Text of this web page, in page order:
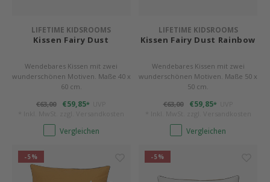
LIFETIME KIDSROOMS
Kissen Fairy Dust
Wendebares Kissen mit zwei
wunderschönen Motiven. Maße 40 x
60 cm.
€63,00
€59,85*
Vergleichen
LIFETIME KIDSROOMS
Kissen Fairy Dust Rainbow
Wendebares Kissen mit zwei
wunderschönen Motiven. Maße 50 x
50 cm.
€63,00
€59,85*
Vergleichen
-5% -5%